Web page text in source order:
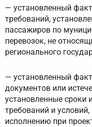
— установленный
требований,
пассажиров по
перевозок, не
регионального
— установленный
документов или
установленные сроки
требований и
исполнению при